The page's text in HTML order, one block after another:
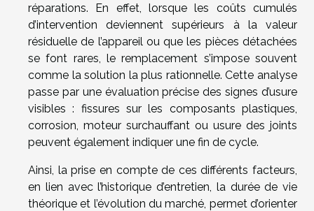
réparations. En effet, lorsque les coûts cumulés
d’intervention deviennent supérieurs à la valeur
résiduelle de l’appareil ou que les pièces détachées
se font rares, le remplacement s’impose souvent
comme la solution la plus rationnelle. Cette analyse
passe par une évaluation précise des signes d’usure
visibles : fissures sur les composants plastiques,
corrosion, moteur surchauffant ou usure des joints
peuvent également indiquer une fin de cycle.
Ainsi, la prise en compte de ces différents facteurs,
en lien avec l’historique d’entretien, la durée de vie
théorique et l’évolution du marché, permet d’orienter